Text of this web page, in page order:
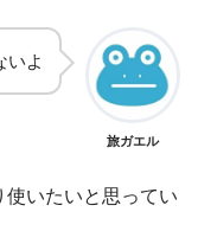
いよ
旅ガエル
使いたいと思ってい